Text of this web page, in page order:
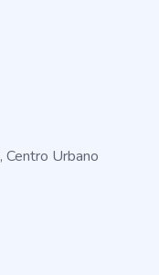
Urbano